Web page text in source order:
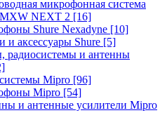
микрофонная система
MXW NEXT 2 [16]
Shure Nexadyne [10]
и аксессуары Shure [5]
и антенны
Mipro [96]
Mipro [54]
и антенные усилители Mipro